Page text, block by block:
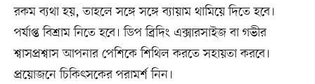
রকম ব্যথা হয়, তাহলে সঙ্গে সঙ্গে ব্যায়াম থামিয়ে দিতে হবে।
পর্যাপ্ত বিশ্রাম নিতে হবে। ডিপ ব্রিদিং এক্সারসাইজ বা গভীর
শ্বাসপ্রশ্বাস আপনার পেশিকে শিথিল করতে সহায়তা করবে।
প্রয়োজনে চিকিৎসকের পরামর্শ নিন।